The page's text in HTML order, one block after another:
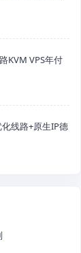
KVM VPS年付
线路+原生IP德